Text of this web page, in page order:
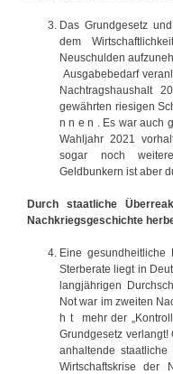
Das Grundgesetz
dem
Neuschulden
Ausgabebedarf
Nachtragshaushalt
gewährten riesigen
n n e n . Es war auch
Wahljahr 2021
sogar noch
Geldbunkern ist aber
Durch staatliche
Nachkriegsgeschichte
Eine
Sterberate liegt in
langjährigen
Not war im zweiten
h t mehr der
Grundgesetz verlangt!
anhaltende
Wirtschaftskrise der